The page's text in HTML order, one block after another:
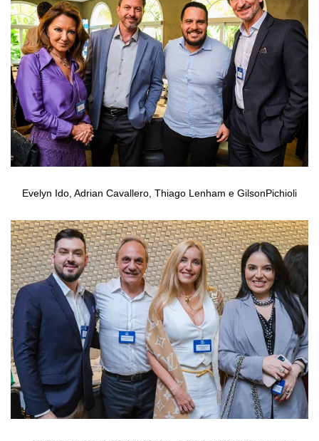
Evelyn Ido, Adrian Cavallero, Thiago Lenham e GilsonPichioli